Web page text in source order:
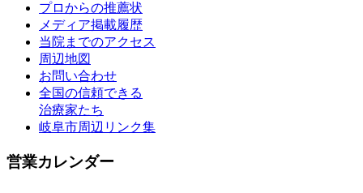
プロからの推薦状
メディア掲載履歴
当院までのアクセス
周辺地図
お問い合わせ
全国の信頼できる
治療家たち
岐阜市周辺リンク集
営業カレンダー